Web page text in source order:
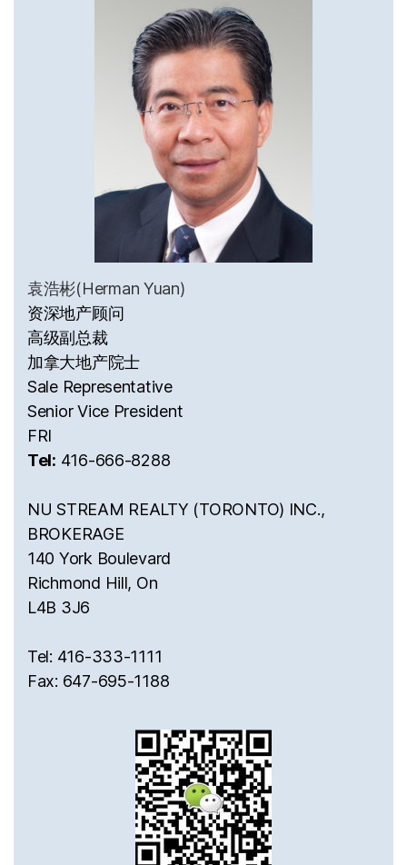
袁浩彬(Herman Yuan)
资深地产顾问
高级副总裁
加拿大地产院士
Sale Representative
Senior Vice President
FRI
Tel: 416-666-8288
NU STREAM REALTY (TORONTO) INC.,
BROKERAGE
140 York Boulevard
Richmond Hill, On
L4B 3J6
Tel: 416-333-1111
Fax: 647-695-1188